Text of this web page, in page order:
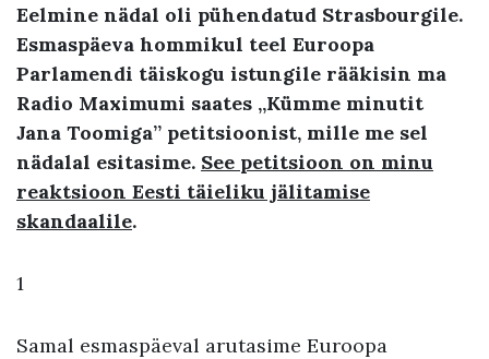
Eelmine nädal oli pühendatud Strasbourgile.
Esmaspäeva hommikul teel Euroopa
Parlamendi täiskogu istungile rääkisin ma
Radio Maximumi saates „Kümme minutit
Jana Toomiga” petitsioonist, mille me sel
nädalal esitasime. See petitsioon on minu
reaktsioon Eesti täieliku jälitamise
skandaalile.
1
Samal esmaspäeval arutasime Euroopa